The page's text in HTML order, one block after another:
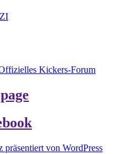
Kickers-Forum
präsentiert von WordPress